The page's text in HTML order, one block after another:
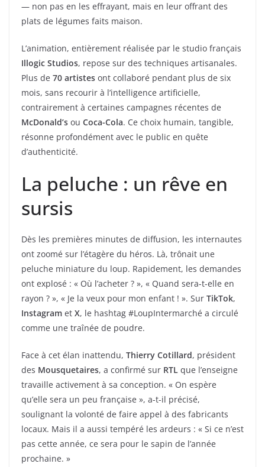
— non pas en les effrayant, mais en leur offrant des
plats de légumes faits maison.
L’animation, entièrement réalisée par le studio français
Illogic Studios, repose sur des techniques artisanales.
Plus de 70 artistes ont collaboré pendant plus de six
mois, sans recourir à l’intelligence artificielle,
contrairement à certaines campagnes récentes de
McDonald’s ou Coca-Cola. Ce choix humain, tangible,
résonne profondément avec le public en quête
d’authenticité.
La peluche : un rêve en
sursis
Dès les premières minutes de diffusion, les internautes
ont zoomé sur l’étagère du héros. Là, trônait une
peluche miniature du loup. Rapidement, les demandes
ont explosé : « Où l’acheter ? », « Quand sera-t-elle en
rayon ? », « Je la veux pour mon enfant ! ». Sur TikTok,
Instagram et X, le hashtag #LoupIntermarché a circulé
comme une traînée de poudre.
Face à cet élan inattendu, Thierry Cotillard, président
des Mousquetaires, a confirmé sur RTL que l’enseigne
travaille activement à sa conception. « On espère
qu’elle sera un peu française », a-t-il précisé,
soulignant la volonté de faire appel à des fabricants
locaux. Mais il a aussi tempéré les ardeurs : « Si ce n’est
pas cette année, ce sera pour le sapin de l’année
prochaine. »